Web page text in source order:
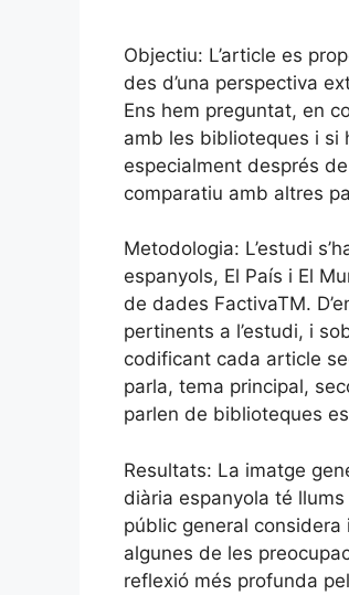
Objectiu: L’article es
des d’una perspectiva
Ens hem preguntat, en
amb les biblioteques i si
especialment després de
comparatiu amb altres
Metodologia: L’estudi
espanyols, El País i El
de dades FactivaTM.
pertinents a l’estudi, i
codificant cada article
parla, tema principal,
parlen de biblioteques
Resultats: La imatge
diària espanyola té
públic general
algunes de les
reflexió més profunda